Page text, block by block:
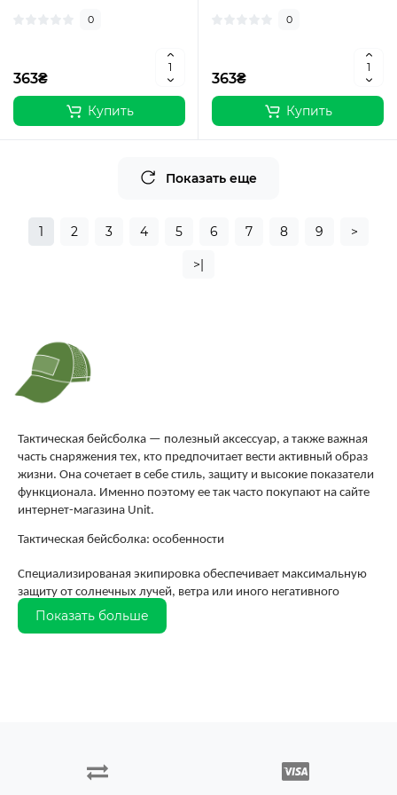
0
363₴
Купить
0
363₴
Купить
Показать еще
1 2 3 4 5 6 7 8 9 >
>|
Тактическая бейсболка — полезный аксессуар, а также важная
часть снаряжения тех, кто предпочитает вести активный образ
жизни. Она сочетает в себе стиль, защиту и высокие показатели
функционала. Именно поэтому ее так часто покупают на сайте
интернет-магазина Unit.
Тактическая бейсболка: особенности
Специализированая экипировка обеспечивает максимальную
защиту от солнечных лучей, ветра или иного негативного
воздействия на организм человека. Кроме того, в число
преимуществ данного типа одежды входит:
Неприметный цвет. Кепка не привлекает лишнего
внимания, что очень важно для военнослужащих.
Показать больше